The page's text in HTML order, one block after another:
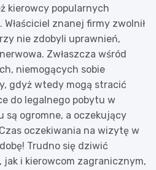
kierowcy popularnych
znanej firmy zwolnił
nie zdobyli uprawnień,
Zwłaszcza wśród
niemogących sobie
gdyż wtedy mogą stracić
do legalnego pobytu w
są ogromne, a oczekujący
oczekiwania na wizytę w
Trudno się dziwić
jak i kierowcom zagranicznym,